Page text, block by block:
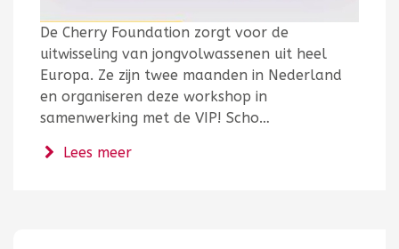
De Cherry Foundation zorgt voor de
uitwisseling van jongvolwassenen uit heel
Europa. Ze zijn twee maanden in Nederland
en organiseren deze workshop in
samenwerking met de VIP! Scho…
Lees meerover Iets met sieraden